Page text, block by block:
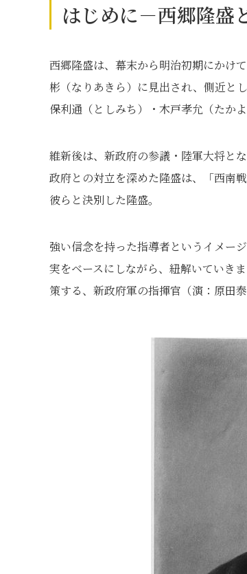
はじめに－西郷隆盛
西郷隆盛は、幕末から明治初期にかけ
彬（なりあきら）に見出され、側近と
保利通（としみち）・木戸孝允（たか
維新後は、新政府の参議・陸軍大将と
政府との対立を深めた隆盛は、「西南
彼らと決別した隆盛。
強い信念を持った指導者というイメー
実をベースにしながら、紐解いていき
策する、新政府軍の指揮官（演：原田